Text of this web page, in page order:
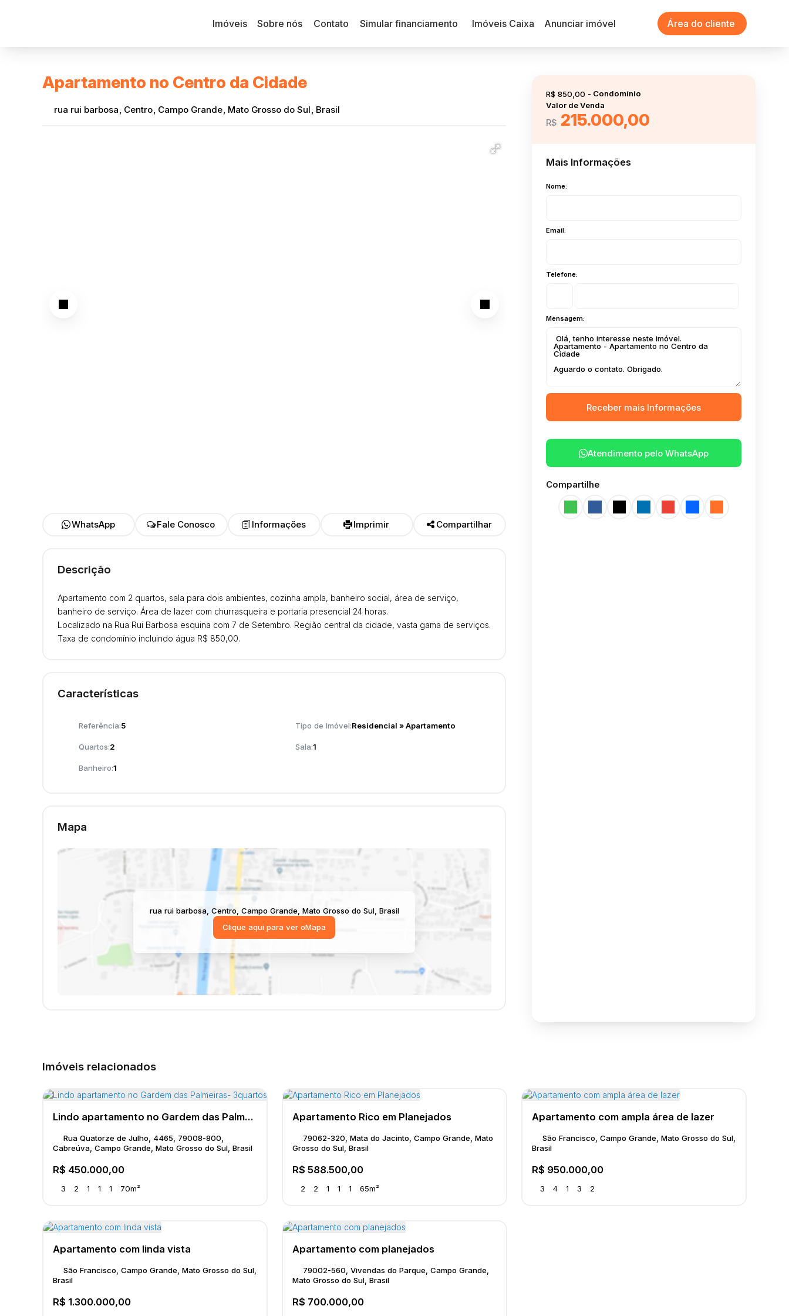
Área do cliente
Anunciar imóvel
Imóveis Caixa
Simular financiamento
Contato
Sobre nós
Imóveis
Apartamento no Centro da Cidade
rua rui barbosa, Centro, Campo Grande, Mato Grosso do Sul, Brasil
WhatsApp Fale Conosco Informações Imprimir Compartilhar
Descrição
Apartamento com 2 quartos, sala para dois ambientes, cozinha ampla, banheiro social, área de serviço,
banheiro de serviço. Área de lazer com churrasqueira e portaria presencial 24 horas.
Localizado na Rua Rui Barbosa esquina com 7 de Setembro. Região central da cidade, vasta gama de serviços.
Taxa de condomínio incluindo água R$ 850,00.
Características
Referência:5 Tipo de Imóvel:Residencial »Apartamento
Quartos:2 Sala:1
Banheiro:1
Mapa
rua rui barbosa, Centro Campo Grande Mato Grosso do Sul, Brasil
Clique aqui para ver oMapa
R$ 215.000,00
Valor de Venda
R$ 850,00
Mais Informações
Nome:
Email:
Telefone:
Mensagem:
Atendimento pelo WhatsApp
Compartilhe
Imóveis relacionados
Lindo apartamento no Gardem das Palmeiras- 3quartos
R$ 450.000,00
Rua Quatorze de Julho, 4465, 79008-800,
Cabreúva, Campo Grande, Mato Grosso do Sul, Brasil
3 2 1 1 1 70m²
Apartamento Rico em Planejados
R$ 588.500,00
79062-320, Mata do Jacinto, Campo Grande, Mato
Grosso do Sul, Brasil
2 2 1 1 1 65m²
Apartamento com ampla área de lazer
R$ 950.000,00
São Francisco, Campo Grande, Mato Grosso do Sul,
Brasil
3 4 1 3 2
Apartamento com linda vista
R$ 1.300.000,00
São Francisco, Campo Grande, Mato Grosso do Sul,
Brasil
Apartamento com planejados
R$ 700.000,00
79002-560, Vivendas do Parque, Campo Grande,
Mato Grosso do Sul, Brasil